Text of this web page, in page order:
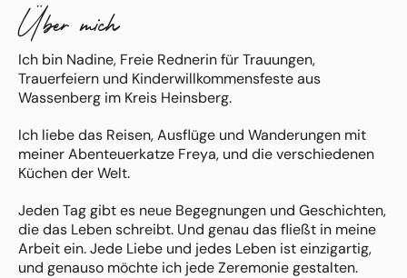
Über mich
Ich bin Nadine, Freie Rednerin für Trauungen,
Trauerfeiern und Kinderwillkommensfeste aus
Wassenberg im Kreis Heinsberg.
Ich liebe das Reisen, Ausflüge und Wanderungen mit
meiner Abenteuerkatze Freya, und die verschiedenen
Küchen der Welt.
Jeden Tag gibt es neue Begegnungen und Geschichten,
die das Leben schreibt. Und genau das fließt in meine
Arbeit ein. Jede Liebe und jedes Leben ist einzigartig,
und genauso möchte ich jede Zeremonie gestalten.